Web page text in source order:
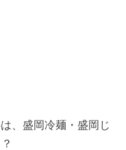
、盛岡冷麺・盛岡じ